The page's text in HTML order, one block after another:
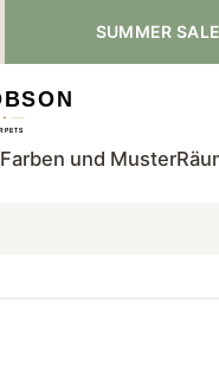
SUMMER
Farben und Muster